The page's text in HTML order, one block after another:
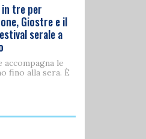
tre per
Giostre e il
serale a
accompagna le
fino alla sera. È